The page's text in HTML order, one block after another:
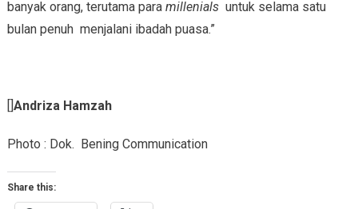
banyak orang, terutama para millenialsuntuk selama satu
bulan penuh menjalani ibadah puasa.”
[]Andriza Hamzah
Photo : Dok. Bening Communication
Share this: